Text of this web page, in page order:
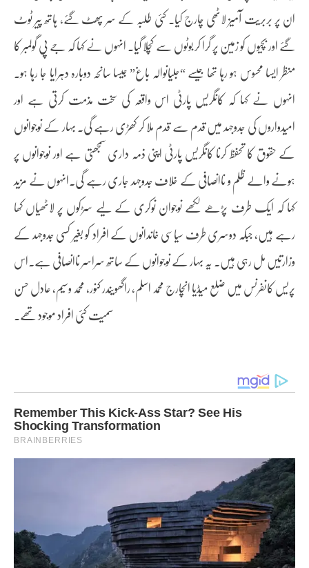
ان پر بربریت آمیز لاٹھی چارج کیا۔ کئی طلبہ کے سر پھٹ گئے، ہاتھ پیر ٹوٹ
گئے اور بچیوں کو زمین پر گرا کر بوٹوں سے کچلا گیا۔ انہوں نے کہا کہ جے پی گولمبر کا
منظر ایسا محسوس ہو رہا تھا جیسے “جلیانوالہ باغ” جیسا سانحہ دوبارہ دہرایا جا رہا ہو۔
انہوں نے کہا کہ کانگریس پارٹی اس واقعہ کی سخت مذمت کرتی ہے اور
امیدواروں کی جدوجہد میں قدم سے قدم ملا کر کھڑی رہے گی۔ بہار کے نوجوانوں
کے حقوق کا تحفظ کرنا کانگریس پارٹی اپنی ذمہ داری سمجھتی ہے اور نوجوانوں پر
ہونے والے ظلم و ناانصافی کے خلاف جدوجہد جاری رہے گی۔انہوں نے مزید
کہا کہ ایک طرف پڑھے لکھے نوجوان نوکری کے لیے سڑکوں پر لاٹھیاں کھا
رہے ہیں، جبکہ دوسری طرف سیاسی خاندانوں کے افراد کو بغیر کسی جدوجہد کے
وزارتیں مل رہی ہیں۔ یہ بہار کے نوجوانوں کے ساتھ سراسر ناانصافی ہے۔اس
پریس کانفرنس میں ضلع میڈیا انچارج محمد اسلم، راگھویندر کنور، محمد وسیم، عادل حسن
سمیت کئی افراد موجود تھے۔